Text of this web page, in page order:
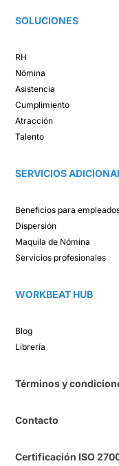
SOLUCIONES​
RH
Nómina​
Asistencia​
Cumplimiento​
Atracción ​
Talento ​
SERVICIOS
Beneficios para
Dispersión​
Maquila de Nómina​
Servicios profesionales
WORKBEAT HUB​
Blog​
Librería​
Términos y
Contacto
Certificación ISO